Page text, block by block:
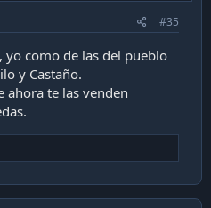
#35
yo como de las del pueblo
y Castaño.
ahora te las venden